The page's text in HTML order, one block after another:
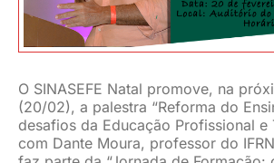
O SINASEFE Natal promove, na
(20/02), a palestra “Reforma do
desafios da Educação Profissional e
com Dante Moura, professor do